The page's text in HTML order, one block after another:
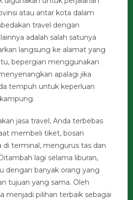
atau antar kota dalam
travel dengan
adalah salah satunya
langsung ke alamat yang
bepergian menggunakan
apalagi jika
tempuh untuk keperluan
jasa travel, Anda terbebas
membeli tiket, bosan
terminal, mengurus tas dan
lagi selama liburan,
dengan banyak orang yang
tujuan yang sama. Oleh
menjadi pilihan terbaik sebagai